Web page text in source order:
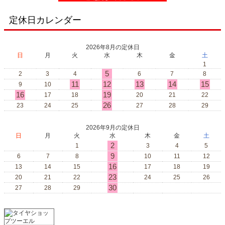
定休日カレンダー
2026年8月の定休日
日
月 火 水 木 金
土
1
2
3 4 5 6 7
8
9
10 11 12 13 14
15
16
17 18 19 20 21
22
23
24 25 26 27 28 29
2026年9月の定休日
日
月 火 水 木 金
土
1
2 3 4
5
6
7 8 9 10 11
12
13
14 15 16 17 18
19
20
21 22 23 24 25
26
27
28 29 30